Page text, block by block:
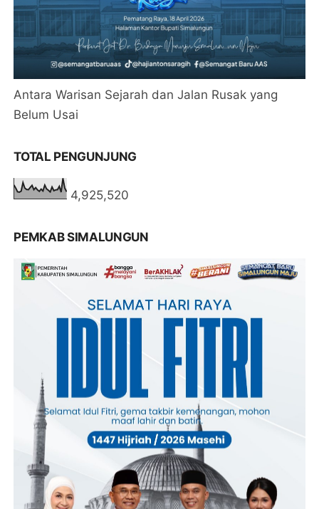
Antara Warisan Sejarah dan Jalan Rusak yang
Belum Usai
TOTAL PENGUNJUNG
4,925,520
PEMKAB SIMALUNGUN